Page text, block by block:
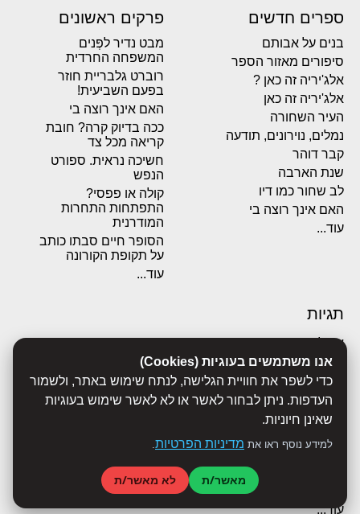
אנו משתמשים בעוגיות (Cookies)
כדי לשפר את חוויית הגלישה, לנתח שימוש באתר, ולשמור
העדפות. ניתן לבחור לאשר או לא לאשר שימוש בעוגיות
שאינן חיוניות.
למידע נוסף ראו את מדיניות הפרטיות.
מאשר/ת לא מאשר/ת
ספרים חדשים
בנים על אבותם
סיפורים מאזור הספר
אלג'יריה זה כאן ?
אלג'יריה זה כאן
העיר השחורה
נמלים, נוירונים, תודעה
קבר דוהר
שנת הארבה
לב שחור כמו דיו
האם אינך רוצה בי
עוד...
פרקים ראשונים
מבט נדיר לפְּנים
המשפחה החרדית
רוברט גלבריית חוזר
בפעם השביעית!
האם אינך רוצה בי
ככה בדיוק קרה? חובת
קריאה מכל צד
חשיכה נראית. ספורט
הנפש
קולה או פפסי?
התפתחות התחרות
המודרנית
הסופר חיים סבתו כותב
על תקופת הקורונה
עוד...
תגיות
אבולוציה
אכסדרה
אנשים
ביוגרפיות
ביולוגיה
ג'רונימו סטילטון
עוד...